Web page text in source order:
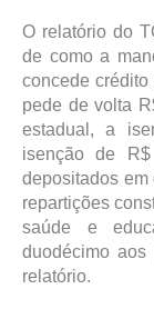
O relatório do
de como a
concede
pede de volta
estadual, a
isenção de
depositados
repartições
saúde e
duodécimo aos
relatório.